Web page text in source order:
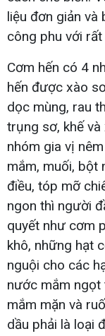
liệu đơn giản và
công phu với
Cơm hến có 4
hến được xào
dọc mùng, rau
trụng sơ, khế và
nhóm gia vị
mắm, muối, bột
điều, tóp mỡ
ngon thì người
quyết như cơm
khô, những hạt
nguội cho các
nước mắm ngọt
mắm mặn và
dầu phải là loại